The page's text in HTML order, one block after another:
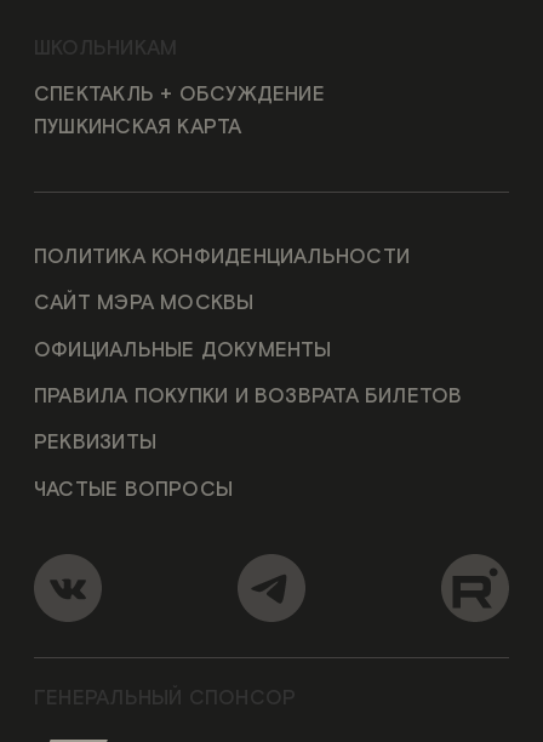
ШКОЛЬНИКАМ
СПЕКТАКЛЬ + ОБСУЖДЕНИЕ
ПУШКИНСКАЯ КАРТА
ГЕНЕРАЛЬНЫЙ СПОНСОР
ПОЛИТИКА КОНФИДЕНЦИАЛЬНОСТИ
САЙТ МЭРА МОСКВЫ
ОФИЦИАЛЬНЫЕ ДОКУМЕНТЫ
ПРАВИЛА ПОКУПКИ И ВОЗВРАТА БИЛЕТОВ
РЕКВИЗИТЫ
ЧАСТЫЕ ВОПРОСЫ